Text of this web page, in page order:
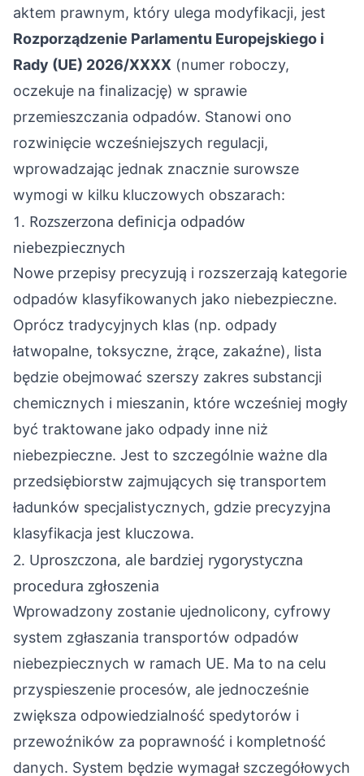
aktem prawnym, który ulega modyfikacji, jest
Rozporządzenie Parlamentu Europejskiego i
Rady (UE) 2026/XXXX (numer roboczy,
oczekuje na finalizację) w sprawie
przemieszczania odpadów. Stanowi ono
rozwinięcie wcześniejszych regulacji,
wprowadzając jednak znacznie surowsze
wymogi w kilku kluczowych obszarach:
1. Rozszerzona definicja odpadów
niebezpiecznych
Nowe przepisy precyzują i rozszerzają kategorie
odpadów klasyfikowanych jako niebezpieczne.
Oprócz tradycyjnych klas (np. odpady
łatwopalne, toksyczne, żrące, zakaźne), lista
będzie obejmować szerszy zakres substancji
chemicznych i mieszanin, które wcześniej mogły
być traktowane jako odpady inne niż
niebezpieczne. Jest to szczególnie ważne dla
przedsiębiorstw zajmujących się transportem
ładunków specjalistycznych, gdzie precyzyjna
klasyfikacja jest kluczowa.
2. Uproszczona, ale bardziej rygorystyczna
procedura zgłoszenia
Wprowadzony zostanie ujednolicony, cyfrowy
system zgłaszania transportów odpadów
niebezpiecznych w ramach UE. Ma to na celu
przyspieszenie procesów, ale jednocześnie
zwiększa odpowiedzialność spedytorów i
przewoźników za poprawność i kompletność
danych. System będzie wymagał szczegółowych